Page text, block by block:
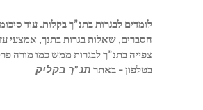
לומדים לבגרות בתנ”ך בקלות. עוד
הסברים, שאלות בגרות בתנך, אמצעי
צפייה בתנ”ך לבגרות ממש כמו מורה
בטלפון – באתר תנ”ך בקליק